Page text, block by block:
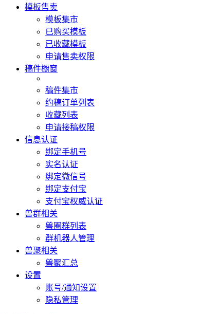
模板售卖
模板集市
已购买模板
已收藏模板
申请售卖权限
稿件橱窗
稿件集市
约稿订单列表
收藏列表
申请接稿权限
信息认证
绑定手机号
实名认证
绑定微信号
绑定支付宝
支付宝权威认证
兽群相关
兽圈群列表
群机器人管理
兽聚相关
兽聚汇总
设置
账号/通知设置
隐私管理